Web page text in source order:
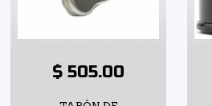
$ 505.00